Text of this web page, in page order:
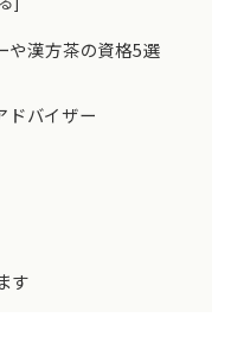
や漢方茶の資格5選
ドバイザー
す